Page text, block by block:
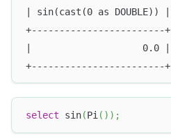
| sin(cast(0 as DOUBLE)) |
+------------------------+
|                    0.0 |
+------------------------+
select sin(Pi ( ) ) ;